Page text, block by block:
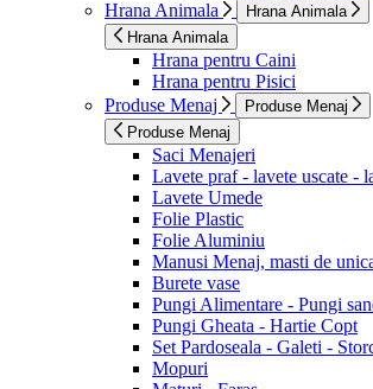
Hrana Animala
Hrana Animala
Hrana Animala
Hrana pentru Caini
Hrana pentru Pisici
Produse Menaj
Produse Menaj
Produse Menaj
Saci Menajeri
Lavete praf - lavete uscate -
Lavete Umede
Folie Plastic
Folie Aluminiu
Manusi Menaj, masti de
Burete vase
Pungi Alimentare - Pungi
Pungi Gheata - Hartie Copt
Set Pardoseala - Galeti -
Mopuri